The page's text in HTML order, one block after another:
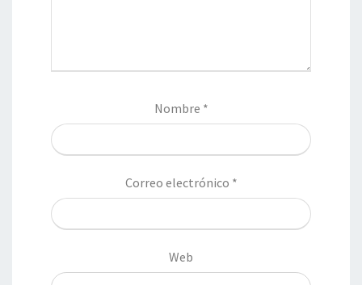
Nombre *
Correo electrónico *
Web